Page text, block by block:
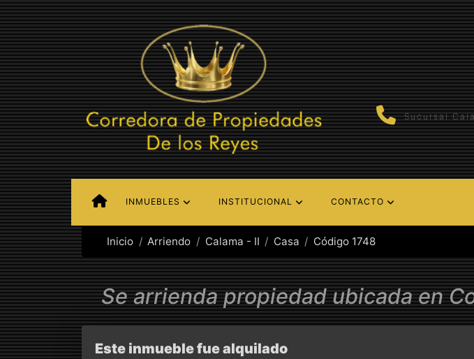
Sucursal
INMUEBLES INSTITUCIONAL CONTACTO
Inicio Arriendo Calama - II Casa Código 1748
Se arrienda propiedad ubicada en
Este inmueble fue alquilado